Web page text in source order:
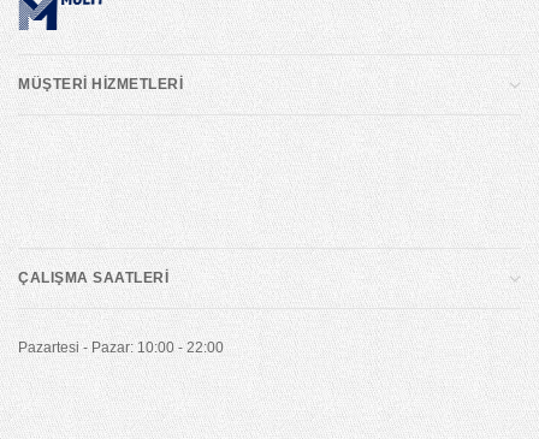
MÜŞTERİ HİZMETLERİ
ÇALIŞMA SAATLERİ
Pazartesi - Pazar: 10:00 - 22:00